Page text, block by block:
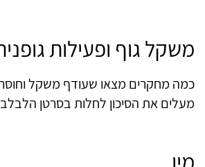
משקל גוף ופעילות
כמה מחקרים מצאו שעודף משקל וחוסר
מעלים את הסיכון לחלות בסרטן